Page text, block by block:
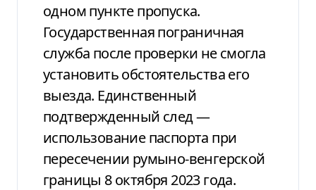
одном пункте пропуска.
Государственная пограничная
служба после проверки не смогла
установить обстоятельства его
выезда. Единственный
подтвержденный след —
использование паспорта при
пересечении румыно-венгерской
границы 8 октября 2023 года.